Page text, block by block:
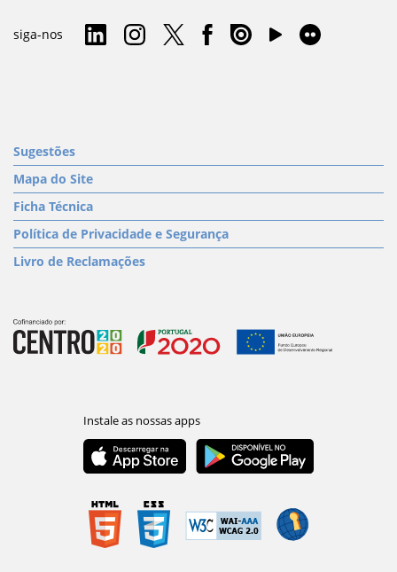
siga-nos
Sugestões
Mapa do Site
Ficha Técnica
Política de Privacidade e Segurança
Livro de Reclamações